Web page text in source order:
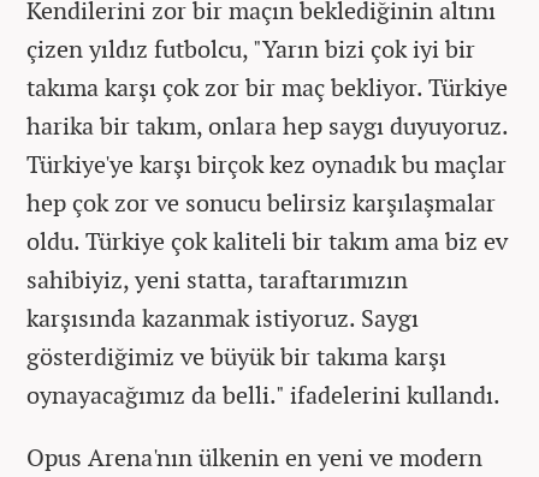
Kendilerini zor bir maçın beklediğinin altını
çizen yıldız futbolcu, "Yarın bizi çok iyi bir
takıma karşı çok zor bir maç bekliyor. Türkiye
harika bir takım, onlara hep saygı duyuyoruz.
Türkiye'ye karşı birçok kez oynadık bu maçlar
hep çok zor ve sonucu belirsiz karşılaşmalar
oldu. Türkiye çok kaliteli bir takım ama biz ev
sahibiyiz, yeni statta, taraftarımızın
karşısında kazanmak istiyoruz. Saygı
gösterdiğimiz ve büyük bir takıma karşı
oynayacağımız da belli." ifadelerini kullandı.
Opus Arena'nın ülkenin en yeni ve modern